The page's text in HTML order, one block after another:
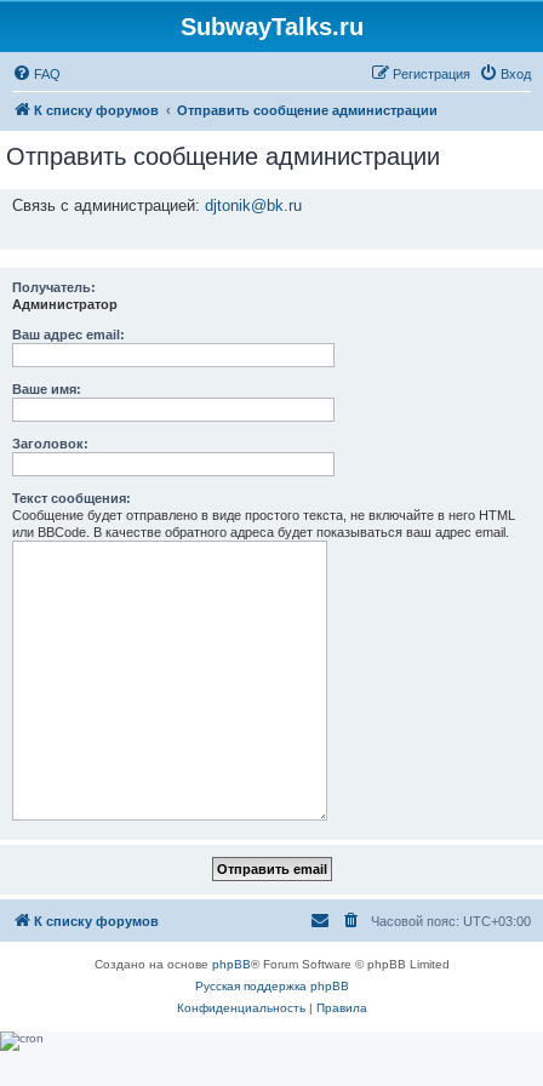
SubwayTalks.ru
FAQ Вход
Регистрация
К списку форумов Отправить сообщение администрации
Отправить сообщение администрации
Связь с администрацией: djtonik@bk.ru
Получатель:
Администратор
Ваш адрес email:
Ваше имя:
Заголовок:
Текст сообщения:
Сообщение будет отправлено в виде простого текста, не включайте в него HTML
или BBCode. В качестве обратного адреса будет показываться ваш адрес email.
К списку форумов Часовой пояс: UTC+03:00
Создано на основе phpBB® Forum Software © phpBB Limited
Русская поддержка phpBB
Конфиденциальность| Правила